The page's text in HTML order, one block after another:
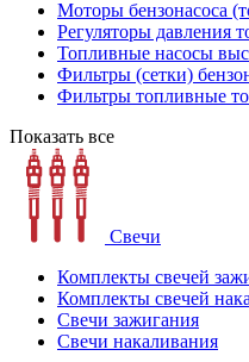
Моторы бензонасоса
Регуляторы давления
Топливные насосы
Фильтры (сетки)
Фильтры топливные
Показать все
Свечи
Комплекты свечей
Комплекты свечей
Свечи зажигания
Свечи накаливания